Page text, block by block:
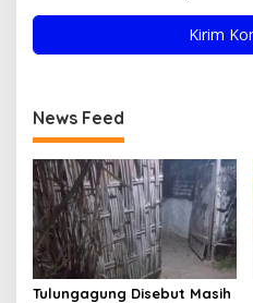
News Feed
Tulungagung Disebut Masih